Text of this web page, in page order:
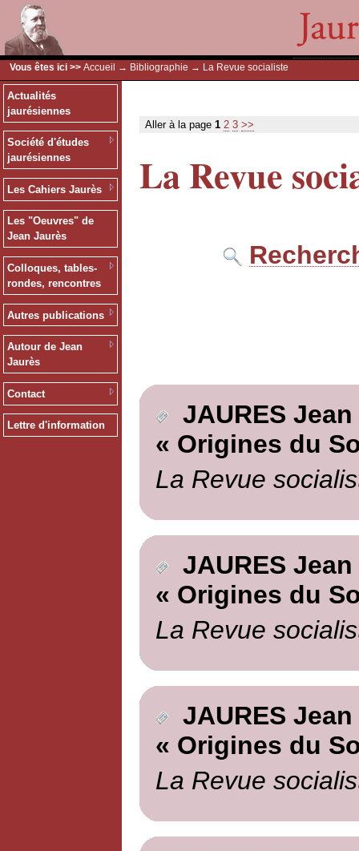
Vous êtes ici >> Accueil → Bibliographie → La Revue socialiste
Actualités
jaurésiennes
Société d'études
jaurésiennes
Les Cahiers Jaurès
Les "Oeuvres" de
Jean Jaurès
Colloques, tables-
rondes, rencontres
Autres publications
Autour de Jean
Jaurès
Contact
Lettre d'information
Aller à la page 1 2 3 >>
La Revue
JAURES Jean
« Origines du
La Revue
JAURES Jean
« Origines du
La Revue
JAURES Jean
« Origines du
La Revue